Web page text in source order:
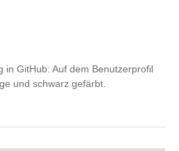
in GitHub: Auf dem Benutzerprofil
und schwarz gefärbt.